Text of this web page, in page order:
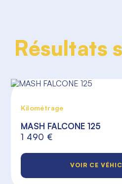
Résultats
Kilométrage
MASH FALCONE 125
1 490 €
VOIR CE